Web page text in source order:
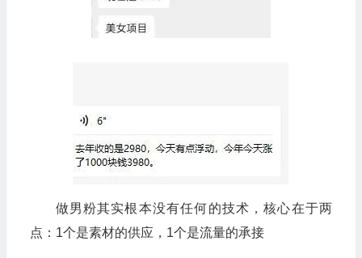
做男粉其实根本没有任何的技术，核心在于两
点：1个是素材的供应，1个是流量的承接